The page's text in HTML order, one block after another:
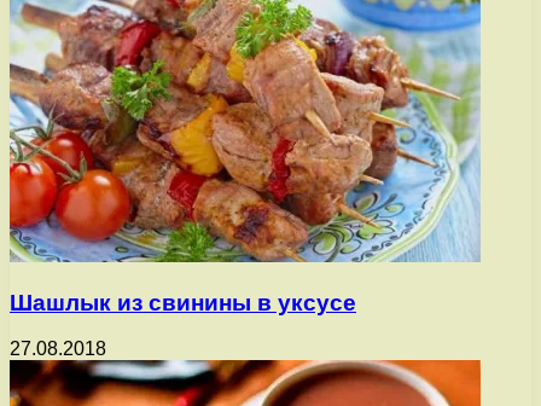
Шашлык из свинины в уксусе
27.08.2018